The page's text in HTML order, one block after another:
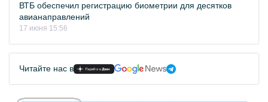
ВТБ обеспечил регистрацию биометрии для десятков
авианаправлений
17 июня 15:56
Читайте нас в